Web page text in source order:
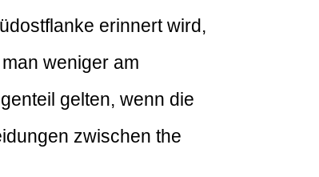
erinnert wird,
weniger am
gelten, wenn die
zwischen the